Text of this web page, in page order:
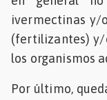
ivermectinas y/
(fertilizantes) y/
los organismos
Por último,